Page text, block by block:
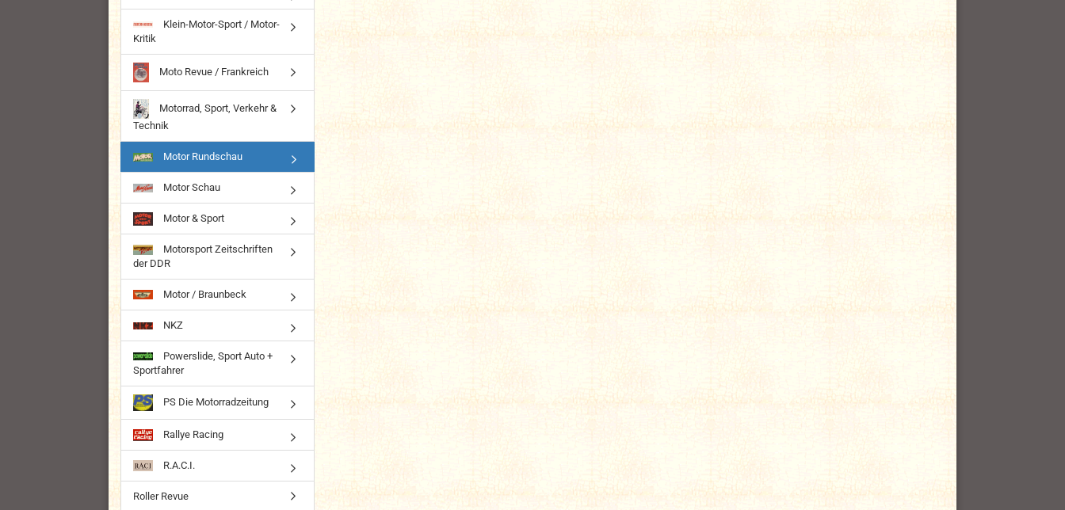
Klein-Motor-Sport / Motor-
Kritik
Moto Revue / Frankreich
Motorrad, Sport, Verkehr &
Technik
Motor Rundschau
Motor Schau
Motor & Sport
Motorsport Zeitschriften
der DDR
Motor / Braunbeck
NKZ
Powerslide, Sport Auto +
Sportfahrer
PS Die Motorradzeitung
Rallye Racing
R.A.C.I.
Roller Revue